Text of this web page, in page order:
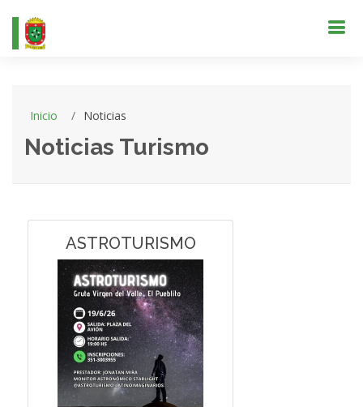
Inicio Noticias
Noticias Turismo
ASTROTURISMO